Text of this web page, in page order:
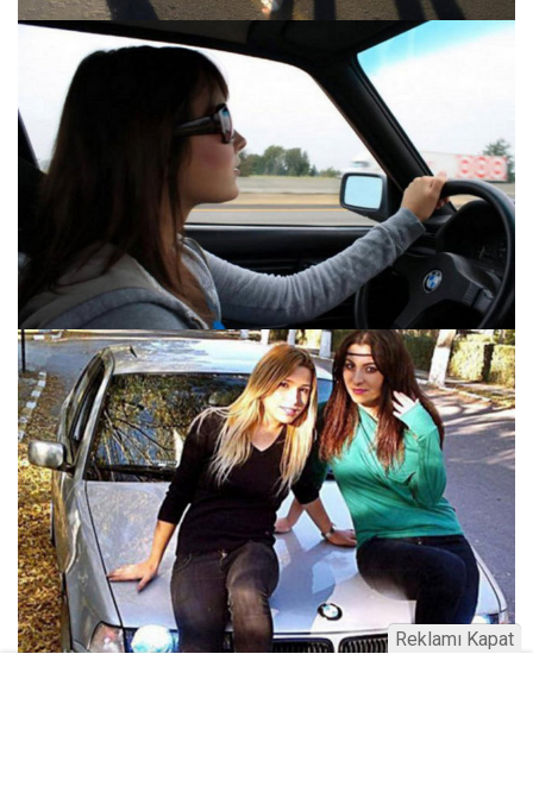
Reklamı Kapat